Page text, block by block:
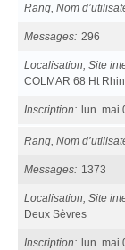
Rang, Nom
Messages 296
Localisation, Site
COLMAR 68 Ht Rhin
Inscription lun. mai
Rang, Nom
Messages 1373
Localisation, Site
Deux Sèvres
Inscription lun. mai